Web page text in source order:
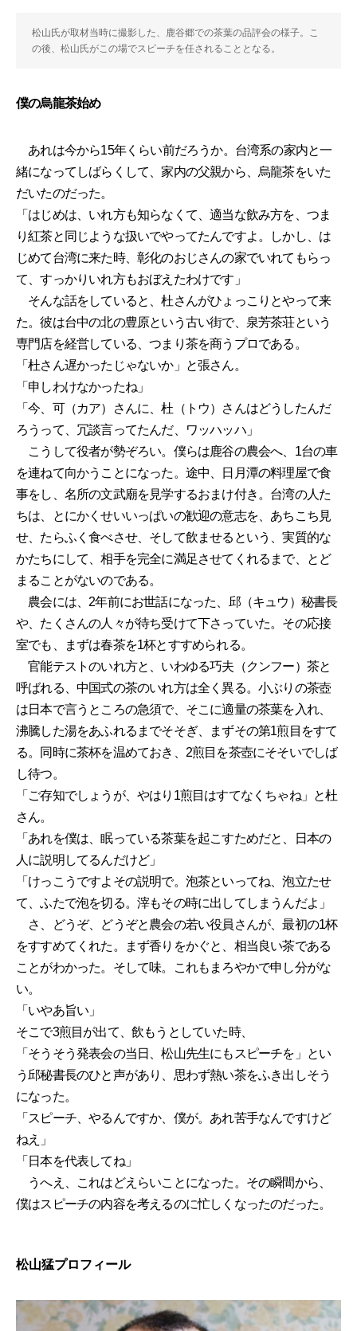
松山氏が取材当時に撮影した、鹿谷郷での茶葉の品評会の様子。こ
の後、松山氏がこの場でスピーチを任されることとなる。
僕の烏龍茶始め
あれは今から15年くらい前だろうか。台湾系の家内と一
緒になってしばらくして、家内の父親から、烏龍茶をいた
だいたのだった。
「はじめは、いれ方も知らなくて、適当な飲み方を、つま
り紅茶と同じような扱いでやってたんですよ。しかし、は
じめて台湾に来た時、彰化のおじさんの家でいれてもらっ
て、すっかりいれ方もおぼえたわけです」
そんな話をしていると、杜さんがひょっこりとやって来
た。彼は台中の北の豊原という古い街で、泉芳茶荘という
専門店を経営している、つまり茶を商うプロである。
「杜さん遅かったじゃないか」と張さん。
「申しわけなかったね」
「今、可（カア）さんに、杜（トウ）さんはどうしたんだ
ろうって、冗談言ってたんだ、ワッハッハ」
こうして役者が勢ぞろい。僕らは鹿谷の農会へ、1台の車
を連ねて向かうことになった。途中、日月潭の料理屋で食
事をし、名所の文武廟を見学するおまけ付き。台湾の人た
ちは、とにかくせいいっぱいの歓迎の意志を、あちこち見
せ、たらふく食べさせ、そして飲ませるという、実質的な
かたちにして、相手を完全に満足させてくれるまで、とど
まることがないのである。
農会には、2年前にお世話になった、邱（キュウ）秘書長
や、たくさんの人々が待ち受けて下さっていた。その応接
室でも、まずは春茶を1杯とすすめられる。
官能テストのいれ方と、いわゆる巧夫（クンフー）茶と
呼ばれる、中国式の茶のいれ方は全く異る。小ぶりの茶壺
は日本で言うところの急須で、そこに適量の茶葉を入れ、
沸騰した湯をあふれるまでそそぎ、まずその第1煎目をすて
る。同時に茶杯を温めておき、2煎目を茶壺にそそいでしば
し待つ。
「ご存知でしょうが、やはり1煎目はすてなくちゃね」と杜
さん。
「あれを僕は、眠っている茶葉を起こすためだと、日本の
人に説明してるんだけど」
「けっこうですよその説明で。泡茶といってね、泡立たせ
て、ふたで泡を切る。滓もその時に出してしまうんだよ」
さ、どうぞ、どうぞと農会の若い役員さんが、最初の1杯
をすすめてくれた。まず香りをかぐと、相当良い茶である
ことがわかった。そして味。これもまろやかで申し分がな
い。
「いやあ旨い」
そこで3煎目が出て、飲もうとしていた時、
「そうそう発表会の当日、松山先生にもスピーチを」とい
う邱秘書長のひと声があり、思わず熱い茶をふき出しそう
になった。
「スピーチ、やるんですか、僕が。あれ苦手なんですけど
ねえ」
「日本を代表してね」
うへえ、これはどえらいことになった。その瞬間から、
僕はスピーチの内容を考えるのに忙しくなったのだった。
松山猛プロフィール